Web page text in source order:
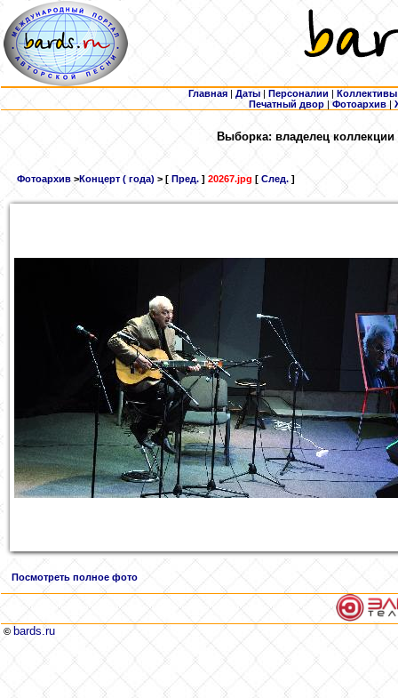
Главная | Даты | Персоналии | Коллективы
Печатный двор |Фотоархив |
Выборка: владелец
Фотоархив >Концерт ( года) > [ Пред. ] 20267.jpg [ След.]
Посмотреть полное фото
© bards.ru